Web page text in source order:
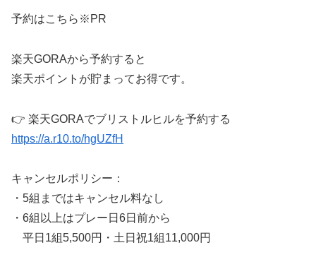
予約はこちら※PR
楽天GORAから予約すると
楽天ポイントが貯まってお得です。
👉 楽天GORAでブリストルヒルを予約する
https://a.r10.to/hgUZfH
キャンセルポリシー：
・5組まではキャンセル料なし
・6組以上はプレー日6日前から
平日1組5,500円・土日祝1組11,000円